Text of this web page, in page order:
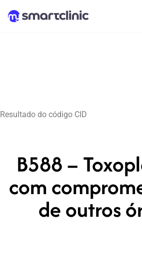
Resultado do código CID
B588 –
com
de outros